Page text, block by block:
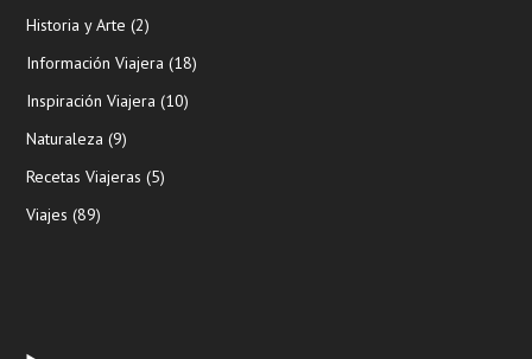
Historia y Arte (2)
Información Viajera (18)
Inspiración Viajera (10)
Naturaleza (9)
Recetas Viajeras (5)
Viajes (89)